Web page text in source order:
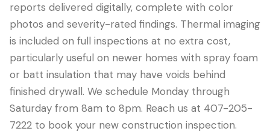
reports delivered digitally, complete with color
photos and severity-rated findings. Thermal imaging
is included on full inspections at no extra cost,
particularly useful on newer homes with spray foam
or batt insulation that may have voids behind
finished drywall. We schedule Monday through
Saturday from 8am to 8pm. Reach us at 407-205-
7222 to book your new construction inspection.